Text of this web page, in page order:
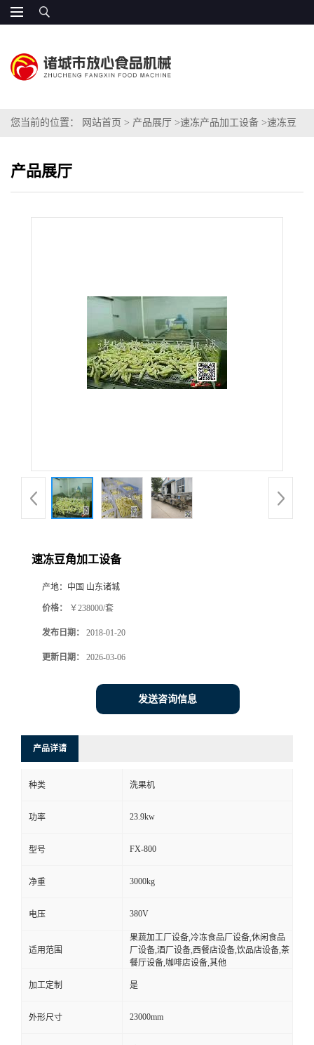
您当前的位置： 网站首页 > 产品展厅 >速冻产品加工设备 >速冻豆
产品展厅
速冻豆角加工设备
产地： 中国 山东诸城
价格： ￥238000/套
发布日期： 2018-01-20
更新日期： 2026-03-06
发送咨询信息
产品详请
种类 洗果机
功率 23.9kw
型号 FX-800
净重 3000kg
电压 380V
适用范围
果蔬加工厂设备,冷冻食品厂设备,休闲食品
厂设备,酒厂设备,西餐店设备,饮品店设备,茶
餐厅设备,咖啡店设备,其他
加工定制 是
外形尺寸 23000mm